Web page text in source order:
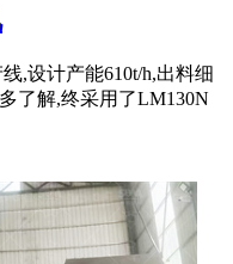
,设计产能610t/h,出料细
了解,终采用了LM130N